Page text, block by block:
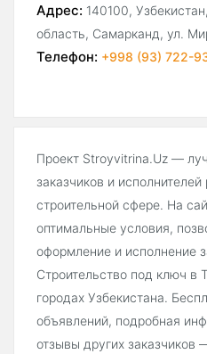
Адрес: 140100,
область, Самарканд, ул.
Телефон: +998 (93) 722-
Проект Stroyvitrina.Uz —
заказчиков и
строительной сфере. На
оптимальные условия,
оформление и исполнение
Строительство под ключ в
городах Узбекистана.
объявлений, подробная
отзывы других заказчиков